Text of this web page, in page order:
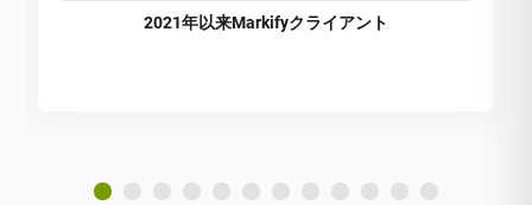
2021年以来Markifyクライアント